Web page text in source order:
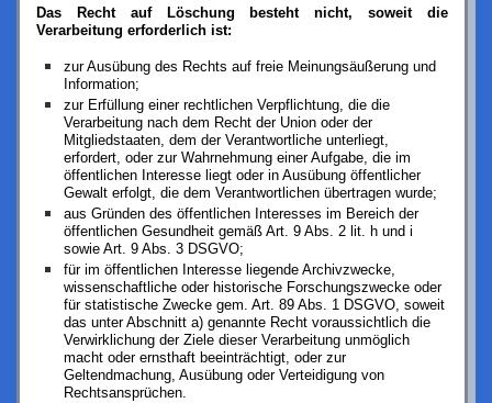
Das Recht auf Löschung besteht nicht, soweit die
Verarbeitung erforderlich ist:
zur Ausübung des Rechts auf freie Meinungsäußerung und
Information;
zur Erfüllung einer rechtlichen Verpflichtung, die die
Verarbeitung nach dem Recht der Union oder der
Mitgliedstaaten, dem der Verantwortliche unterliegt,
erfordert, oder zur Wahrnehmung einer Aufgabe, die im
öffentlichen Interesse liegt oder in Ausübung öffentlicher
Gewalt erfolgt, die dem Verantwortlichen übertragen wurde;
aus Gründen des öffentlichen Interesses im Bereich der
öffentlichen Gesundheit gemäß Art. 9 Abs. 2 lit. h und i
sowie Art. 9 Abs. 3 DSGVO;
für im öffentlichen Interesse liegende Archivzwecke,
wissenschaftliche oder historische Forschungszwecke oder
für statistische Zwecke gem. Art. 89 Abs. 1 DSGVO, soweit
das unter Abschnitt a) genannte Recht voraussichtlich die
Verwirklichung der Ziele dieser Verarbeitung unmöglich
macht oder ernsthaft beeinträchtigt, oder zur
Geltendmachung, Ausübung oder Verteidigung von
Rechtsansprüchen.